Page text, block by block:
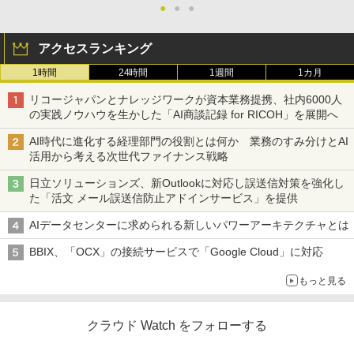
●
● ●
アクセスランキング
1時間 24時間 1週間 1カ月
リコージャパンとナレッジワークが資本業務提携、社内6000人
の実践ノウハウを生かした「AI商談記録 for RICOH」を展開へ
AI時代に進化する経理部門の役割とは何か 業務のすみ分けとAI
活用から考える次世代ファイナンス戦略
日立ソリューションズ、新Outlookに対応し誤送信対策を強化し
た「活文 メール誤送信防止アドインサービス」を提供
AIデータセンターに求められる新しいパワーアーキテクチャとは
BBIX、「OCX」の接続サービスで「Google Cloud」に対応
もっと見る
クラウド Watch をフォローする